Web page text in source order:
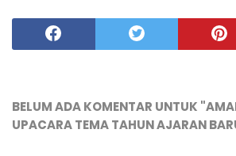
BELUM ADA KOMENTAR UNTUK
UPACARA TEMA TAHUN AJARAN